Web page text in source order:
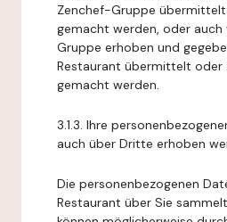
Zenchef-Gruppe
gemacht werden, oder
Gruppe erhoben und
Restaurant übermittelt oder
gemacht werden.
3.1.3. Ihre
auch über Dritte erhoben
Die personenbezogenen
Restaurant über Sie